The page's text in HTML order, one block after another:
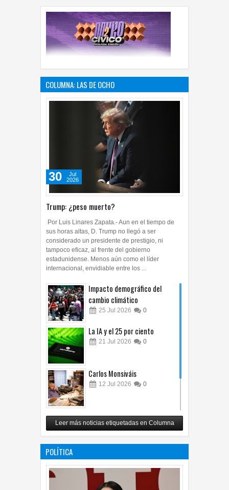
COLUMNA: LAS DE OCHO
Trump: ¿peso muerto?
30
Jul
2026
Por Luis Linares Zapata.- Aun en el tiempo de
sus horas altas, D. Trump no llegó a ser
considerado un presidente de prestigio, ni
tampoco eficaz, al frente del gobierno
estadunidense. Menos aún como el líder
internacional, envidiable entre los ...
Impacto demográfico del
cambio climático
La IA y el 25 por ciento
Carlos Monsiváis
Revuelo en la inteligencia
artificial
07 Jul 2026 0
Leer más noticias etiquetadas en Columna
POLÍTICA